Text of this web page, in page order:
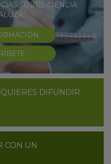
SOBRE CIENCIA
DIFUNDIR
CON UN